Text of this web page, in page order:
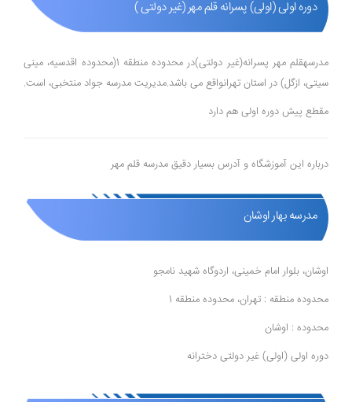
دوره اولی (اولی) پسرانه قلم مهر (غیر دولتی )
مدرسهقلم مهر پسرانه(غیر دولتی)در محدوده منطقه 1(محدوده اقدسیه، مینی
سیتی، ازگل) در استان تهرانواقع می باشد.مدیریت مدرسه جواد منتخبی، است.
مقطع پیش دوره اولی هم دارد
درباره این آموزشگاه و آدرس بسیار دقیق مدرسه قلم مهر
مدرسه بهار اوشان
اوشان، بلوار امام خمینی، اردوگاه شهید نامجو
محدوده منطقه : تهران، محدوده منطقه 1
محدوده : اوشان
دوره اولی (اولی) غیر دولتی دخترانه